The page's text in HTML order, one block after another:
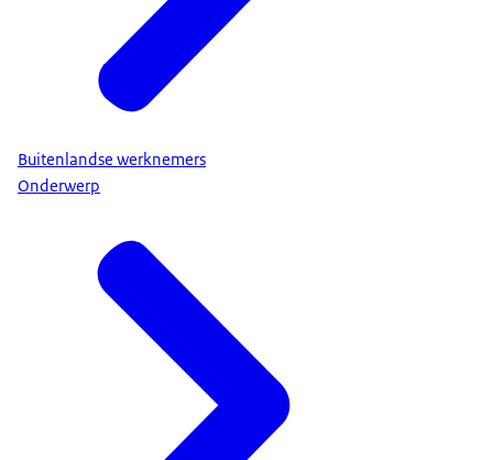
Buitenlandse werknemers
Onderwerp